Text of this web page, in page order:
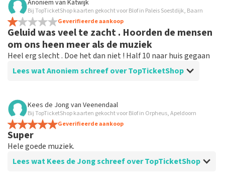
Anoniem van Katwijk
Bij TopTicketShop kaarten gekocht voor Blof in Paleis Soestdijk, Baarn
Geverifieerde aankoop
Geluid was veel te zacht . Hoorden de mensen
om ons heen meer als de muziek
Heel erg slecht . Doe het dan niet ! Half 10 naar huis gegaan
Lees wat Anoniem schreef over TopTicketShop
Beoordeling van Anoniem over
Blof
Dat gedeelte ging prima ! Alleen muziek viel enorm
tegen ! Als ik dit had geweten had ik niet gegaan
Kees de Jong van Veenendaal
Bij TopTicketShop kaarten gekocht voor Blof in Orpheus, Apeldoorn
Geverifieerde aankoop
Super
Hele goede muziek.
Lees wat Kees de Jong schreef over TopTicketShop